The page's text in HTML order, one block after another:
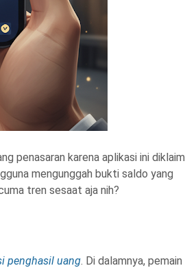
penasaran karena aplikasi ini diklaim
mengunggah bukti saldo yang
tren sesaat aja nih?
penghasil uang. Di dalamnya, pemain